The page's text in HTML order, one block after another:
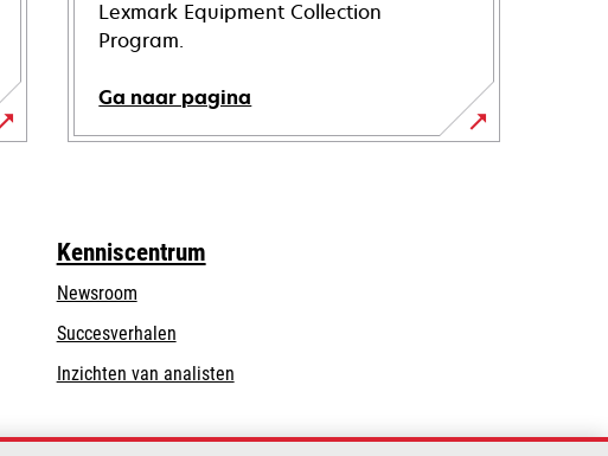
Lexmark Equipment Collection
Program.
Ga naar pagina
Kenniscentrum
Newsroom
Succesverhalen
Inzichten van analisten